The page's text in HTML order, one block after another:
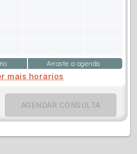
Arraste a agenda
mais horarios
AGENDAR CONSULTA